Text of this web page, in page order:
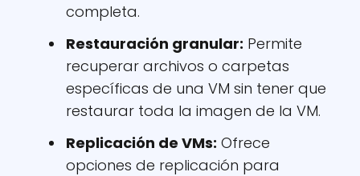
completa.
Restauración granular: Permite
recuperar archivos o carpetas
específicas de una VM sin tener que
restaurar toda la imagen de la VM.
Replicación de VMs: Ofrece
opciones de replicación para